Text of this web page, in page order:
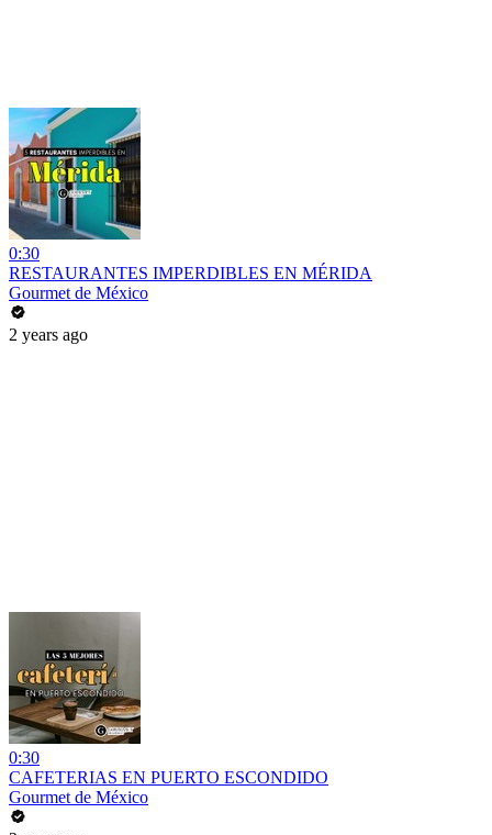
0:30
RESTAURANTES IMPERDIBLES EN MÉRIDA
Gourmet de México
2 years ago
0:30
CAFETERIAS EN PUERTO ESCONDIDO
Gourmet de México